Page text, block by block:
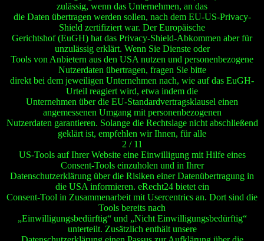
zulässig, wenn das Unternehmen, an das
die Daten übertragen werden sollen, nach dem EU-US-Privacy-
Shield zertifiziert war. Der Europäische
Gerichtshof (EuGH) hat das Privacy-Shield-Abkommen aber für
unzulässig erklärt. Wenn Sie Dienste oder
Tools von Anbietern aus den USA nutzen und personenbezogene
Nutzerdaten übertragen, fragen Sie bitte
direkt bei dem jeweiligen Unternehmen nach, wie auf das EuGH-
Urteil reagiert wird, etwa indem die
Unternehmen über die EU-Standardvertragsklausel einen
angemessenen Umgang mit personenbezogenen
Nutzerdaten garantieren. Solange die Rechtslage nicht abschließend
geklärt ist, empfehlen wir Ihnen, für alle
2 / 11
US-Tools auf Ihrer Website eine Einwilligung mit Hilfe eines
Consent-Tools einzuholen und in Ihrer
Datenschutzerklärung über die Risiken einer Datenübertragung in
die USA informieren. eRecht24 bietet ein
Consent-Tool in Zusammenarbeit mit Usercentrics an. Dort sind die
Tools bereits nach
„Einwilligungsbedürftig“ und „Nicht Einwilligungsbedürftig“
unterteilt. Zusätzlich enthält unsere